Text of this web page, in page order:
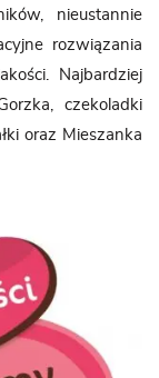
nieustannie
rozwiązania
Najbardziej
czekoladki
oraz Mieszanka